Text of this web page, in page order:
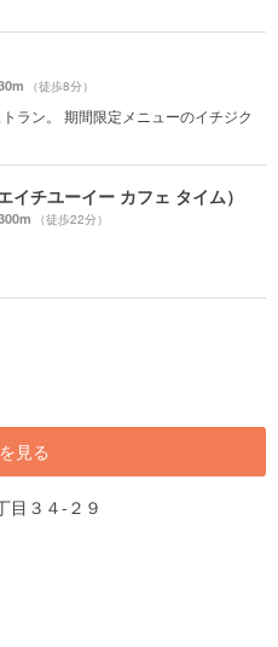
（徒歩8分）
ラン。 期間限定メニューのイチジク
イチユーイー カフェ タイム）
（徒歩22分）
見る
目３４-２９